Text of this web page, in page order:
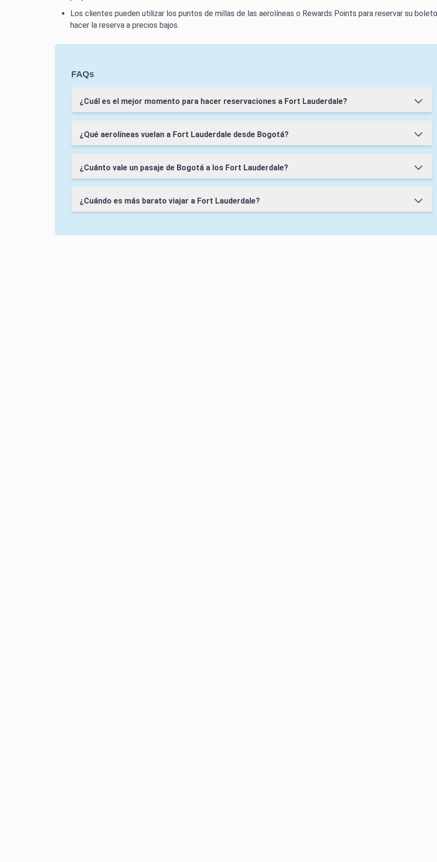
Los clientes pueden utilizar los puntos de millas de las aerolíneas o Rewards Points para reservar su
hacer la reserva a precios bajos.
FAQs
¿Cuál es el mejor momento para hacer reservaciones a Fort Lauderdale?
¿Qué aerolíneas vuelan a Fort Lauderdale desde Bogotá?
¿Cuánto vale un pasaje de Bogotá a los Fort Lauderdale?
¿Cuándo es más barato viajar a Fort Lauderdale?